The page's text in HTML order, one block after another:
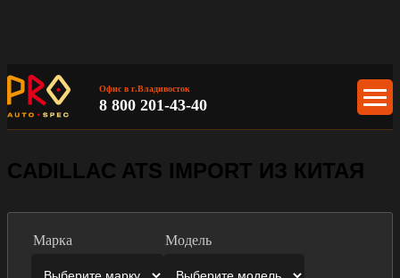
Офис в г.Владивосток
8 800 201-43-40
CADILLAC ATS IMPORT ИЗ КИТАЯ
Марка Модель